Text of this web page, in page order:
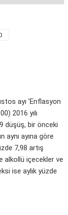
ayı 'Enflasyon
2016 yılı
düşüş, bir önceki
aynı ayına göre
7,98 artış
alkollü içecekler ve
ise aylık yüzde